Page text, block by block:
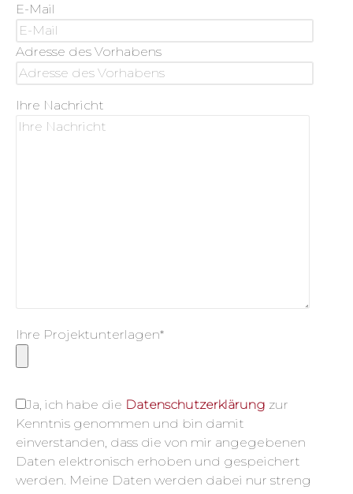
E-Mail
Adresse des Vorhabens
Ihre Nachricht
Ihre Projektunterlagen*
Ja, ich habe die Datenschutzerklärung zur
Kenntnis genommen und bin damit
einverstanden, dass die von mir angegebenen
Daten elektronisch erhoben und gespeichert
werden. Meine Daten werden dabei nur streng